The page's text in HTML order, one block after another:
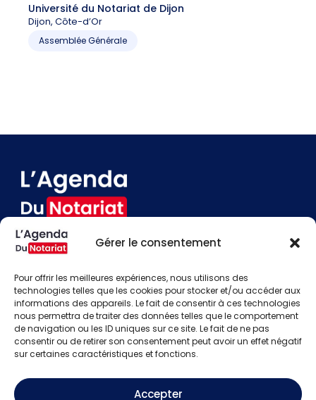
Gérer le consentement
Pour offrir les meilleures expériences, nous utilisons des
technologies telles que les cookies pour stocker et/ou accéder aux
informations des appareils. Le fait de consentir à ces technologies
nous permettra de traiter des données telles que le comportement
de navigation ou les ID uniques sur ce site. Le fait de ne pas
consentir ou de retirer son consentement peut avoir un effet négatif
sur certaines caractéristiques et fonctions.
Accepter
Université du Notariat de Dijon
Dijon, Côte-d’Or
Assemblée Générale
Contact
Besoin d'aide
Actualités
Évènements
Offres d'emploi
Candidats
S'identifier